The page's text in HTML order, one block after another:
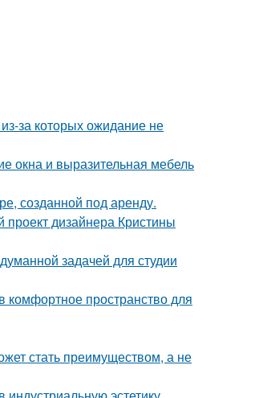
за которых ожидание не
окна и выразительная мебель
созданной под аренду.
дизайнера Кристины
задачей для студии
комфортное пространство для
стать преимуществом, а не